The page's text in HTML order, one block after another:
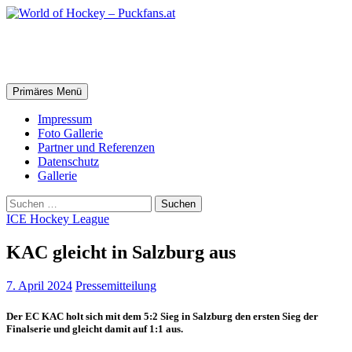
Zum
Suchen
Primäres Menü
Impressum
Foto Gallerie
Partner und Referenzen
Datenschutz
Gallerie
Suchen
nach:
ICE Hockey League
KAC gleicht in Salzburg aus
7. April 2024 Pressemitteilung
Der EC KAC holt sich mit dem 5:2 Sieg in Salzburg den ersten Sieg der
Finalserie und gleicht damit auf 1:1 aus.